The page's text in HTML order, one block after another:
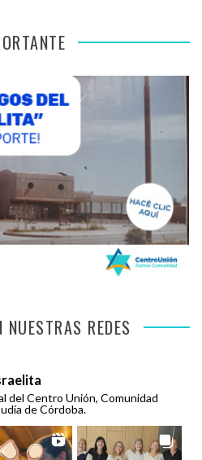
NUESTRAS REDES
del Centro Unión, Comunidad
de Córdoba.